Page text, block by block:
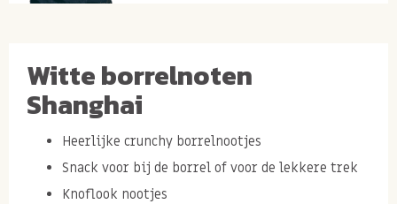
Witte borrelnoten
Shanghai
Heerlijke crunchy borrelnootjes
Snack voor bij de borrel of voor de lekkere trek
Knoflook nootjes